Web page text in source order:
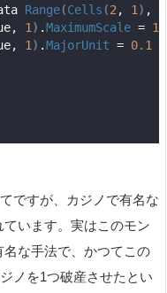
Range(Cells(2 , 1 ) ,
1 ) .MaximumScale = 1
1 ) .MajorUnit = 0.1
ですが、カジノで有名な
います。実はこのモン
な手法で、かつてこの
ノを1つ破産させたとい